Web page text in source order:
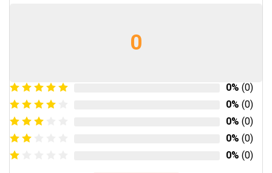
0
0% (0)
0% (0)
0% (0)
0% (0)
0% (0)